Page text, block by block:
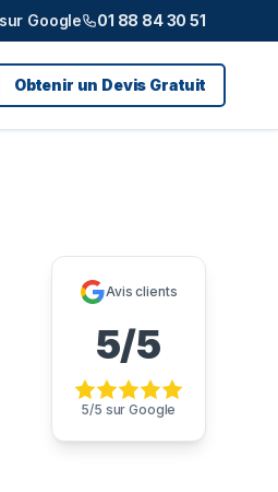
Google 01 88 84 30 51
Obtenir un Devis Gratuit
Avis clients
5/5
5/5 sur Google